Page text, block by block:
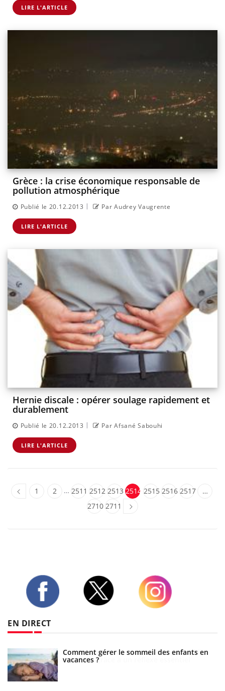
LIRE L'ARTICLE
Grèce : la crise économique responsable de
pollution atmosphérique
Publié le 20.12.2013 | Par Audrey Vaugrente
LIRE L'ARTICLE
Hernie discale : opérer soulage rapidement et
durablement
Publié le 20.12.2013 | Par Afsané Sabouhi
LIRE L'ARTICLE
1 2 … 2511 2512 2513 2514 2515 2516 2517
…
2710 2711
EN DIRECT
Comment gérer le sommeil des enfants en
vacances ?